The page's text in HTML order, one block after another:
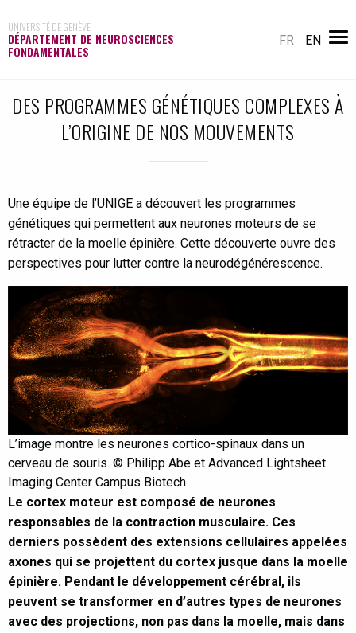
UNIVERSITÉ DE GENÈVE
DÉPARTEMENT DE NEUROSCIENCES
FONDAMENTALES
FR EN
DES PROGRAMMES GÉNÉTIQUES COMPLEXES À
L’ORIGINE DE NOS MOUVEMENTS
Une équipe de l’UNIGE a découvert les programmes
génétiques qui permettent aux neurones moteurs de se
rétracter de la moelle épinière. Cette découverte ouvre des
perspectives pour lutter contre la neurodégénérescence.
L’image montre les neurones cortico-spinaux dans un
cerveau de souris. © Philipp Abe et Advanced Lightsheet
Imaging Center Campus Biotech
Le cortex moteur est composé de neurones
responsables de la contraction musculaire. Ces
derniers possèdent des extensions cellulaires appelées
axones qui se projettent du cortex jusque dans la moelle
épinière. Pendant le développement cérébral, ils
peuvent se transformer en d’autres types de neurones
avec des projections, non pas dans la moelle, mais dans